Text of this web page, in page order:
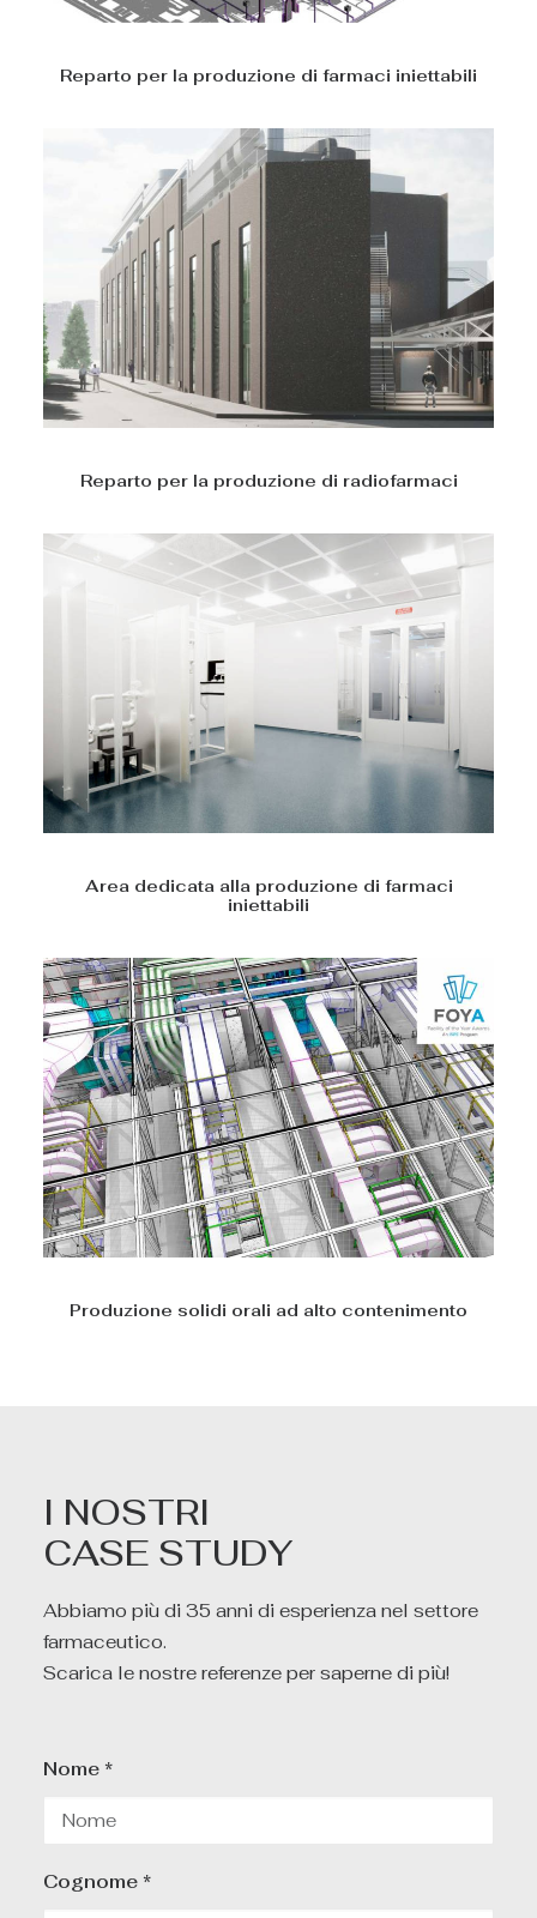
Reparto per la produzione di farmaci iniettabili
Reparto per la produzione di radiofarmaci
Area dedicata alla produzione di farmaci
iniettabili
Produzione solidi orali ad alto contenimento
I NOSTRI
CASE STUDY
Abbiamo più di 35 anni di esperienza nel settore
farmaceutico.
Scarica le nostre referenze per saperne di più!
Nome *
Cognome *